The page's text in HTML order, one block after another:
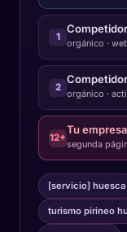
1
orgánico ·
2
orgánico ·
12+
Tu empresa
segunda
[servicio] huesca
turismo pirineo